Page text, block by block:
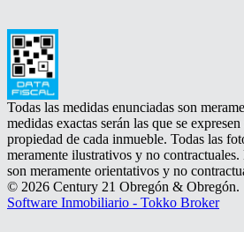
Todas las medidas enunciadas son
medidas exactas serán las que se
propiedad de cada inmueble. Todas las
meramente ilustrativos y no
son meramente orientativos y no
© 2026 Century 21 Obregón & Obregón.
Software Inmobiliario - Tokko Broker